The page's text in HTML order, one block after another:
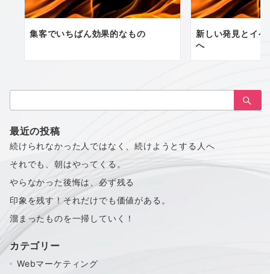
集客でいちばん効果的なもの
新しい発見とイ
へ
索：
最近の投稿
続けられなかった人ではなく、続けようとする人へ
それでも、朝はやってくる。
やらなかった後悔は、必ず残る
印象を残す！それだけでも価値がある。
溜まったものを一掃していく！
カテゴリー
Webマーケティング